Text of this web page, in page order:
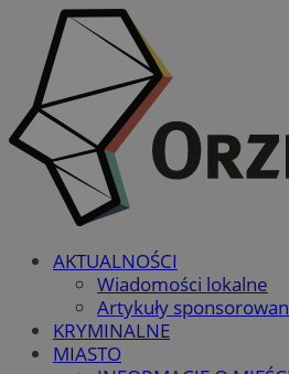
AKTUALNOŚCI
Wiadomości lokalne
Artykuły
KRYMINALNE
MIASTO